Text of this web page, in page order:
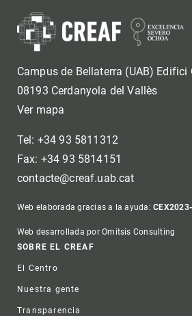
Campus de Bellaterra (UAB) Edifici
08193 Cerdanyola del Vallès
Ver mapa
Tel: +34 93 5811312
Fax: +34 93 5814151
contacte@creaf.uab.cat
Web elaborada gracias a la ayuda:
Web desarrollada por Omitsis Consulting
Footer
SOBRE EL CREAF
El Centro
Nuestra gente
Transparencia